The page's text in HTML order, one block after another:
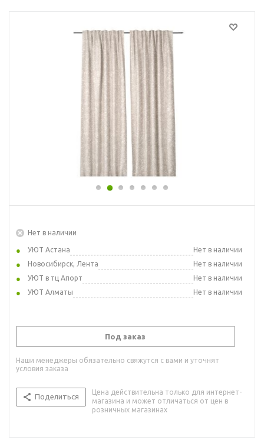
Нет в наличии
УЮТ Астана
Нет в наличии
Новосибирск, Лента
Нет в наличии
УЮТ в тц Апорт
Нет в наличии
УЮТ Алматы
Нет в наличии
Под заказ
Наши менеджеры обязательно свяжутся с вами и уточнят
условия заказа
Поделиться
Цена действительна только для интернет-
магазина и может отличаться от цен в
розничных магазинах